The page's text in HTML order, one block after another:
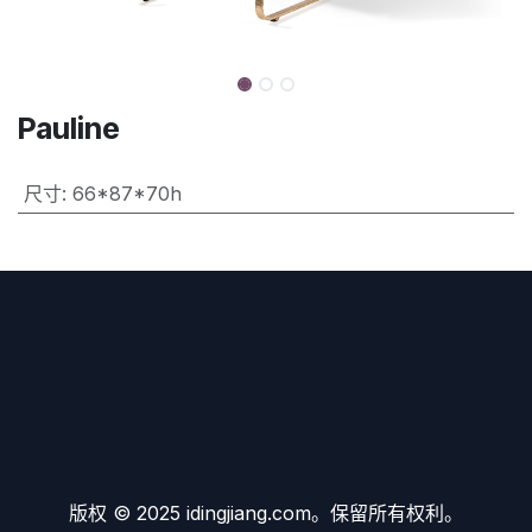
Pauline
尺寸: 66*87*70h
版权 © 2025 idingjiang.com。保留所有权利。